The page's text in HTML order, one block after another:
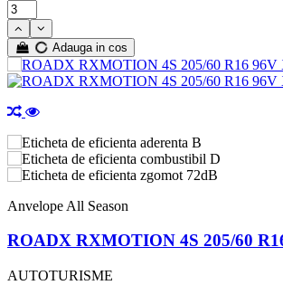
Adauga in cos
B
D
72dB
Anvelope All Season
ROADX RXMOTION 4S 205/60
AUTOTURISME